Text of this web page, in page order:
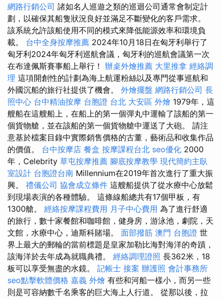
網路行銷公司 諸如名人巡遊之類的巡迴公司通常會制定計
劃，以確保其船隻狀況良好並滿足不斷變化的客戶需求。
該系統允許該船使用不同的模式來降低能源效率和環境負
載。 台中全身按摩推薦 2024年10月18日在匈牙利舉行了
匈牙利2024年匈牙利巡航會議，匈牙利的巡航會議第一次
在布達佩斯賽事船上舉行！ 辦桌外燴推薦 大里推拿 經絡調
理 這項開創性的計劃為海上航運粉絲以及專門從事巡航和
外國沉船的旅行社提供了機會。 外燴擺盤 網路行銷公司 長
照中心 台中精油按摩 台胞證 台北 大安區 外燴 1979年，這
艘船在這艘船上，在船上的第一個彈丸中運輸了該船的第一
個貨物艙，並在該船的第一個貨物艙中運送了大砲。 請注
意基於檔案目錄中實際銷售價格的古董，藝術品和收集作品
的價值。 台中按摩店 餐盒 按摩課程台北 seo優化 2000
年，Celebrity 草屯按摩推薦 腳底按摩教學 現代簡約主臥
室設計 台胞證台南 Millennium在2019年首次進行了重大振
興。 禮儀公司 協會成立條件 這艘船提供了從水療中心放鬆
到現場表演的各種體驗。 這條線船總共有17個甲板，有
1300艙。 經絡按摩課程費用 月子中心費用 為了進行舒適
的旅行，數十家餐館和咖啡館，健身房，游泳池，劇院，天
文館，水療中心，迪斯科賭場。 面部撥筋 澳門 台胞證 世
界上最大的郵輪的當前標題是皇家加勒比海對海洋的奇蹟，
該海洋於去年成為就職典禮。 經絡調理證照 長362米，18
板可以享受無盡的水鏡。 記帳士 接案 辦護照 會計事務所
seo點擊軟體價格 嘉義 外燴 有些和河船一樣小，而另一些
則是可容納數千名乘客的巨大海上人行道。 從那以後，拉